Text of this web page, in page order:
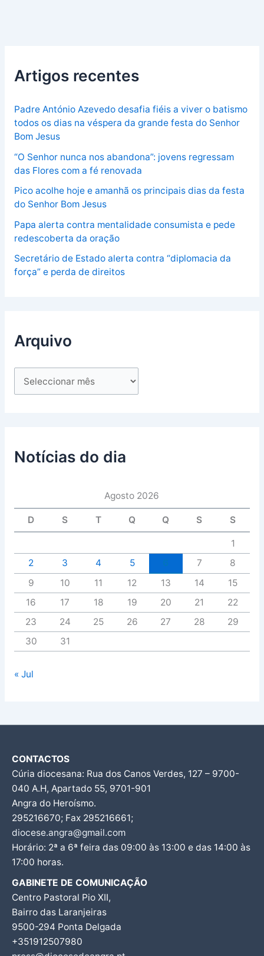
Artigos recentes
Padre António Azevedo desafia fiéis a viver o batismo
todos os dias na véspera da grande festa do Senhor
Bom Jesus
“O Senhor nunca nos abandona”: jovens regressam
das Flores com a fé renovada
Pico acolhe hoje e amanhã os principais dias da festa
do Senhor Bom Jesus
Papa alerta contra mentalidade consumista e pede
redescoberta da oração
Secretário de Estado alerta contra “diplomacia da
força” e perda de direitos
Arquivo
Notícias do dia
Agosto 2026
D S T Q Q S S
1
2
3 4 5 7
8
9
10 11 12 13 14
15
16
17 18 19 20 21
22
23
24 25 26 27 28
29
30
31
« Jul
CONTACTOS
Cúria diocesana: Rua dos Canos Verdes, 127 – 9700-
040 A.H, Apartado 55, 9701-901
Angra do Heroísmo.
295216670; Fax 295216661;
diocese.angra@gmail.com
Horário: 2ª a 6ª feira das 09:00 às 13:00 e das 14:00 às
17:00 horas.
GABINETE DE COMUNICAÇÃO
Centro Pastoral Pio XII,
Bairro das Laranjeiras
9500-294 Ponta Delgada
+351912507980